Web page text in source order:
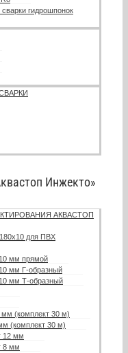
сварки гидрошпонок
Инжекто»
АКВАСТОП
для ПВХ
мм прямой
мм Г-образный
мм Т-образный
мм (комплект 30 м)
(комплект 30 м)
12 мм
8 мм